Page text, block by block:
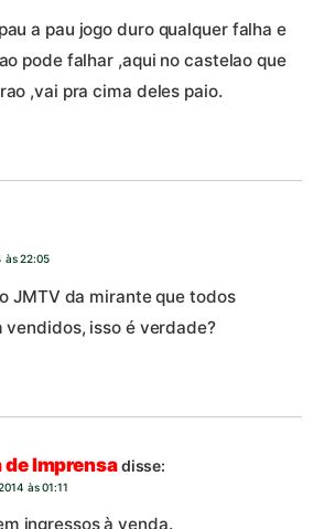
a pau jogo duro qualquer falha e
pode falhar ,aqui no castelao que
,vai pra cima deles paio.
às 22:05
JMTV da mirante que todos
vendidos, isso é verdade?
Imprensadisse:
às 01:11
ingressos à venda.